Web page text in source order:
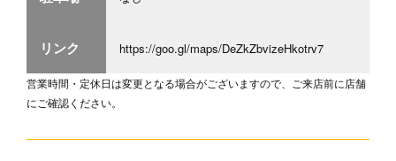
リンク https://goo.gl/maps/DeZkZbvizeHkotrv7
営業時間・定休日は変更となる場合がございますので、ご来店前に店舗
にご確認ください。